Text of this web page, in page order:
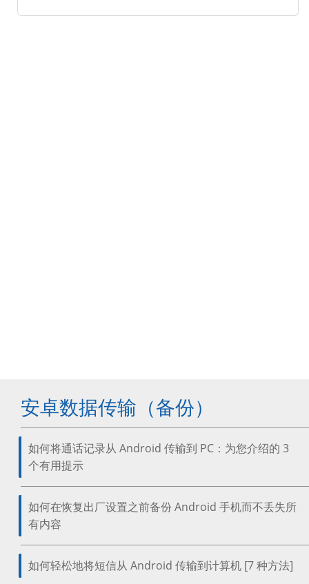
安卓数据传输（备份）
如何将通话记录从 Android 传输到 PC：为您介绍的 3
个有用提示
如何在恢复出厂设置之前备份 Android 手机而不丢失所
有内容
如何轻松地将短信从 Android 传输到计算机 [7 种方法]